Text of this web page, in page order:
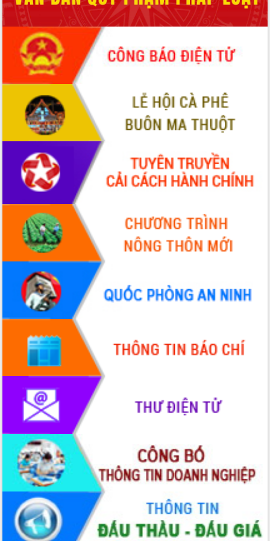
món ăn từ sầu riêng
Đắk Lắk công bố Quy hoạch và xúc
tiến đầu tư tỉnh
Ngành cá ngừ Đắk Lắk chủ động thích
ứng để giữ vững thị trường xuất khẩu
Diễn đàn Kinh tế tư nhân Việt Nam đột
phá cơ chế - Hợp tác công tư
Đề án 06 tạo bước ngoặt đột phá trong
cải cách hành chính tỉnh Đắk Lắk
Kết nối tour, đẩy mạnh chuyển đổi số
để phát triển du lịch Đắk Lắk
Khởi động Dự án Đầu tư xây dựng hạ
tầng kỹ thuật Cụm công nghiệp Tân
Tiến
Gặp mặt các cơ quan báo chí nhân Kỷ
niệm 101 năm Ngày Báo chí Cách
mạng Việt Nam
Đắk Lắk sơ kết 4 năm triển khai thực
hiện Đề án 06 của Chính phủ
Họp báo thông tin về Hội nghị Công bố
Quy hoạch và Xúc tiến đầu tư tỉnh Đắk
Lắk
Khơi thông điểm nghẽn, đẩy nhanh
giải ngân vốn khắc phục thiên tai
HĐND tỉnh thông qua điều chỉnh Quy
hoạch tỉnh thời kỳ 2021-2030
Hội thảo góp ý hồ sơ điều chỉnh quy
hoạch tỉnh Đắk Lắk thời kỳ 2021-2030,
tầm nhìn đến năm 2050
Nâng cao hiệu quả hoạt động của các
doanh nghiệp nhà nước
Hội nghị triển khai kết nối mạng
truyền số liệu chuyên dùng phục vụ cơ
quan Đảng, Nhà nước
Lễ phát động chuỗi hoạt động chung
tay làm sạch môi trường
Xã Ea Kar bước chuyển mình trong
công tác cải cách hành chính mô hình
mới
UBND tỉnh họp báo định kỳ tháng 4
năm 2026